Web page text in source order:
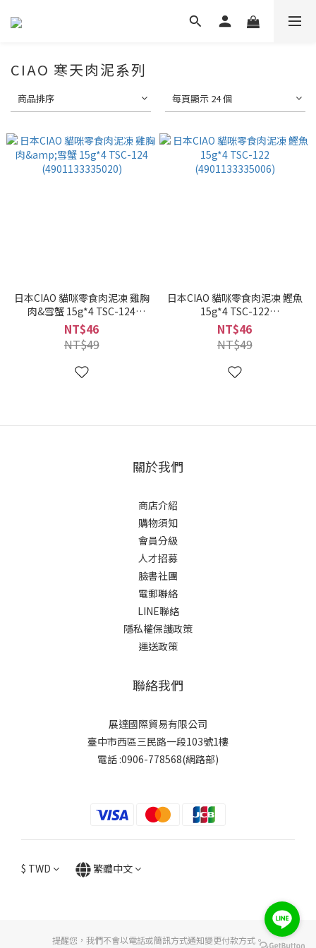
CIAO 寒天肉泥系列
商品排序 每頁顯示 24 個
日本CIAO 貓咪零食肉泥凍 雞胸
肉&雪蟹 15g*4 TSC-124
(4901133335020)
NT$46
NT$49
日本CIAO 貓咪零食肉泥凍 鰹魚
15g*4 TSC-122
(4901133335006)
NT$46
NT$49
關於我們
商店介紹
購物須知
會員分級
人才招募
臉書社團
電郵聯絡
LINE聯絡
隱私權保護政策
運送政策
聯絡我們
展達國際貿易有限公司
臺中市西區三民路一段103號1樓
電話 :0906-778568(網路部)
$ TWD 繁體中文
提醒您，我們不會以電話或簡訊方式通知變更付款方式。